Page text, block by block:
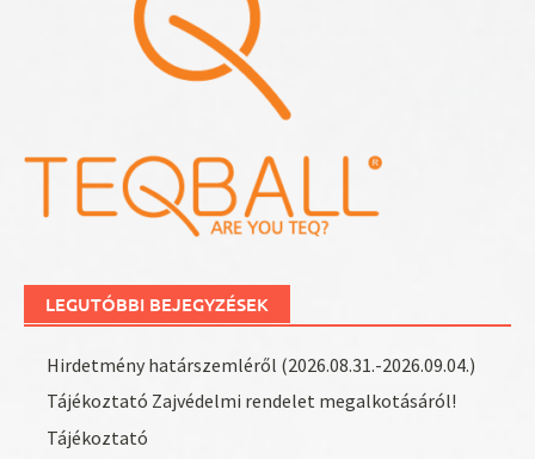
LEGUTÓBBI BEJEGYZÉSEK
Hirdetmény határszemléről (2026.08.31.-2026.09.04.)
Tájékoztató Zajvédelmi rendelet megalkotásáról!
Tájékoztató